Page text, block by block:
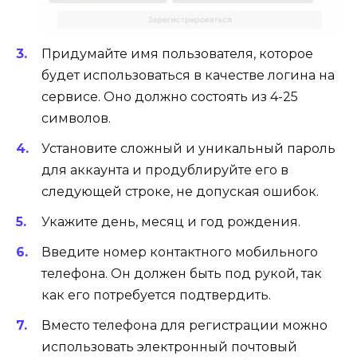
Придумайте имя пользователя, которое
будет использоваться в качестве логина на
сервисе. Оно должно состоять из 4-25
символов.
Установите сложный и уникальный пароль
для аккаунта и продублируйте его в
следующей строке, не допуская ошибок.
Укажите день, месяц и год рождения.
Введите номер контактного мобильного
телефона. Он должен быть под рукой, так
как его потребуется подтвердить.
Вместо телефона для регистрации можно
использовать электронный почтовый